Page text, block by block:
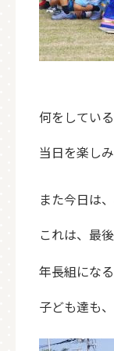
何をしてい
当日を楽し
また今日は
これは、最
年長組にな
子ども達も